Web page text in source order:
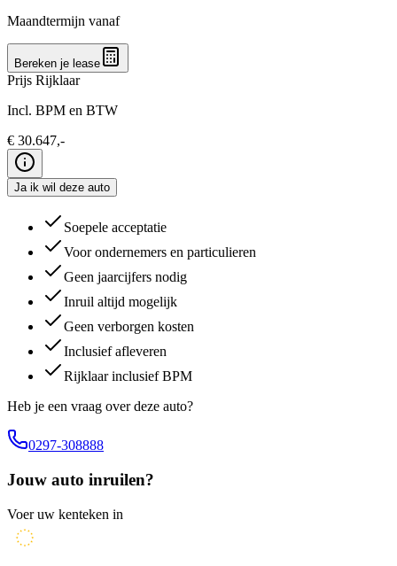
Maandtermijn vanaf
Bereken je lease
Prijs Rijklaar
Incl. BPM en BTW
€ 30.647,-
Ja ik wil deze auto
Soepele acceptatie
Voor ondernemers en particulieren
Geen jaarcijfers nodig
Inruil altijd mogelijk
Geen verborgen kosten
Inclusief afleveren
Rijklaar inclusief BPM
Heb je een vraag over deze auto?
0297-308888
Jouw auto inruilen?
Voer uw kenteken in